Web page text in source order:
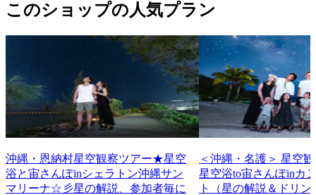
このショップの人気プラン
沖縄・恩納村星空観察ツアー★星空
浴と宙さんぽinシェラトン沖縄サン
マリーナ☆彡星の解説、参加者毎に
＜沖縄・名護＞ 星空
星空浴to宙さんぽinカ
ト（星の解説＆ドリ